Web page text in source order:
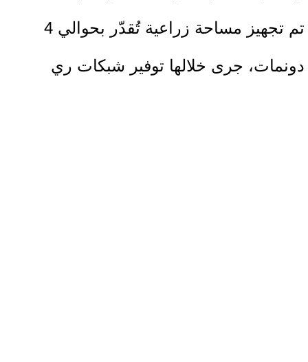
تم تجهيز مساحة زراعية تُقدّر بحوالي 4
دونمات، جرى خلالها توفير شبكات ري